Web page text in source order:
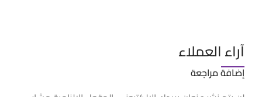
آراء العملاء
إضافة مراجعة